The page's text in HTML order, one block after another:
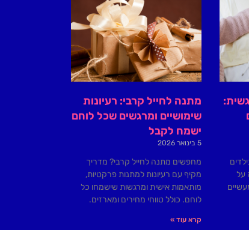
על
מתנה לחייל קרבי: רעיונות
שימושיים ומרגשים שכל לוחם
ישמח לקבל
5 בינואר 2026
מחפשים מתנה לחייל קרבי? מדריך
מקיף עם רעיונות למתנות פרקטיות,
מותאמות אישית ומרגשות שישמחו כל
לוחם. כולל טווחי מחירים ומארזים.
קרא עוד »